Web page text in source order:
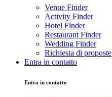
Venue Finder
Activity Finder
Hotel Finder
Restaurant Finder
Wedding Finder
Richiesta di proposte
Entra in contatto
Entra in contatto